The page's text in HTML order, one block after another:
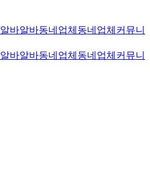
알바알바동네업체 동네업체 커뮤니
알바알바동네업체 동네업체 커뮤니